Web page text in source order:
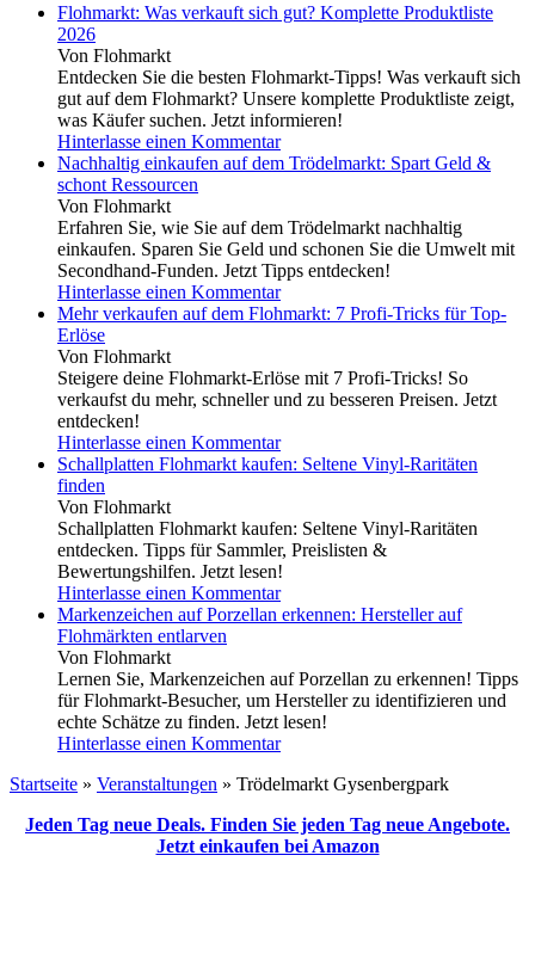
Flohmarkt: Was verkauft sich gut? Komplette Produktliste
2026
Von Flohmarkt
Entdecken Sie die besten Flohmarkt-Tipps! Was verkauft sich
gut auf dem Flohmarkt? Unsere komplette Produktliste zeigt,
was Käufer suchen. Jetzt informieren!
Hinterlasse einen Kommentar
Nachhaltig einkaufen auf dem Trödelmarkt: Spart Geld &
schont Ressourcen
Von Flohmarkt
Erfahren Sie, wie Sie auf dem Trödelmarkt nachhaltig
einkaufen. Sparen Sie Geld und schonen Sie die Umwelt mit
Secondhand-Funden. Jetzt Tipps entdecken!
Hinterlasse einen Kommentar
Mehr verkaufen auf dem Flohmarkt: 7 Profi-Tricks für Top-
Erlöse
Von Flohmarkt
Steigere deine Flohmarkt-Erlöse mit 7 Profi-Tricks! So
verkaufst du mehr, schneller und zu besseren Preisen. Jetzt
entdecken!
Hinterlasse einen Kommentar
Schallplatten Flohmarkt kaufen: Seltene Vinyl-Raritäten
finden
Von Flohmarkt
Schallplatten Flohmarkt kaufen: Seltene Vinyl-Raritäten
entdecken. Tipps für Sammler, Preislisten &
Bewertungshilfen. Jetzt lesen!
Hinterlasse einen Kommentar
Markenzeichen auf Porzellan erkennen: Hersteller auf
Flohmärkten entlarven
Von Flohmarkt
Lernen Sie, Markenzeichen auf Porzellan zu erkennen! Tipps
für Flohmarkt-Besucher, um Hersteller zu identifizieren und
echte Schätze zu finden. Jetzt lesen!
Hinterlasse einen Kommentar
Startseite » Veranstaltungen » Trödelmarkt Gysenbergpark
Jeden Tag neue Deals. Finden Sie jeden Tag neue Angebote.
Jetzt einkaufen bei Amazon